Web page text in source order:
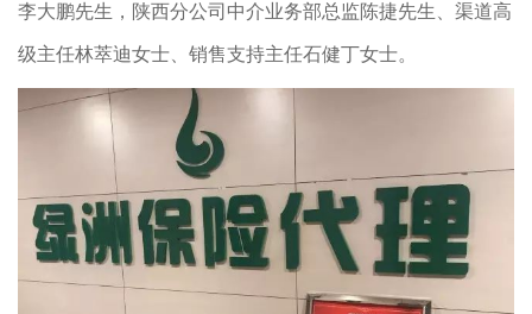
李大鹏先生，陕西分公司中介业务部总监陈捷先生、渠道高
级主任林萃迪女士、销售支持主任石健丁女士。